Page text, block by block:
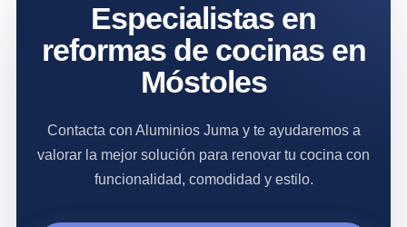
Especialistas en
reformas de cocinas en
Móstoles
Contacta con Aluminios Juma y te ayudaremos a
valorar la mejor solución para renovar tu cocina con
funcionalidad, comodidad y estilo.